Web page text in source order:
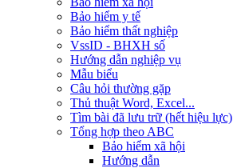
Bảo hiểm y tế
Bảo hiểm thất nghiệp
VssID - BHXH số
Hướng dẫn nghiệp vụ
Mẫu biểu
Câu hỏi thường gặp
Thủ thuật Word, Excel...
Tìm bài đã lưu trữ (hết hiệu lực)
Tổng hợp theo ABC
Bảo hiểm xã hội
Hướng dẫn